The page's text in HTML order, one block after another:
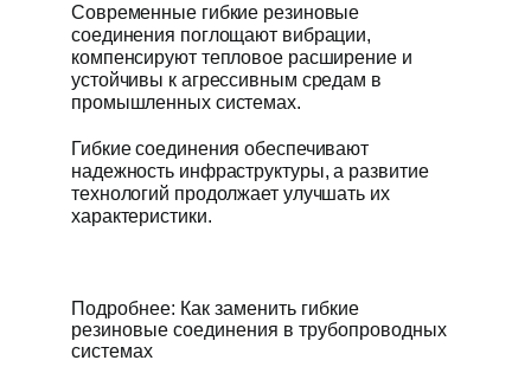
Современные гибкие резиновые
соединения поглощают вибрации,
компенсируют тепловое расширение и
устойчивы к агрессивным средам в
промышленных системах.
Гибкие соединения обеспечивают
надежность инфраструктуры, а развитие
технологий продолжает улучшать их
характеристики.
Подробнее: Как заменить гибкие
резиновые соединения в трубопроводных
системах